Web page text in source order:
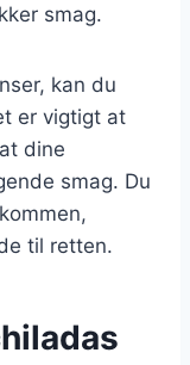
smag.
kan du
er vigtigt at
dine
smag. Du
til retten.